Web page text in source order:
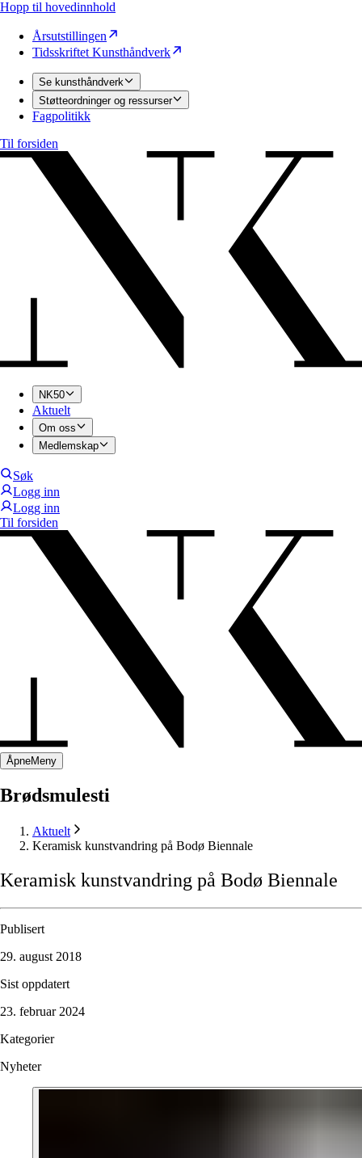
Hopp til hovedinnhold
Årsutstillingen
Tidsskriftet Kunsthåndverk
Se kunsthåndverk
Støtteordninger og ressurser
Fagpolitikk
Til forsiden
NK50
Aktuelt
Om oss
Medlemskap
Søk
Logg inn
Logg inn
Til forsiden
ÅpneMeny
Brødsmulesti
Aktuelt
Keramisk kunstvandring på Bodø Biennale
Keramisk kunstvandring på Bodø Biennale
Publisert
29. august 2018
Sist oppdatert
23. februar 2024
Kategorier
Nyheter